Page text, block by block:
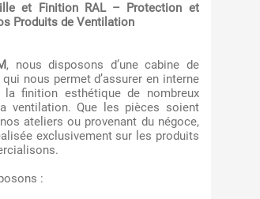
et Finition RAL – Protection et
Produits de Ventilation
, nous disposons d’une cabine de
nous permet d’assurer en interne
finition esthétique de nombreux
ventilation. Que les pièces soient
ateliers ou provenant du négoce,
exclusivement sur les produits
: